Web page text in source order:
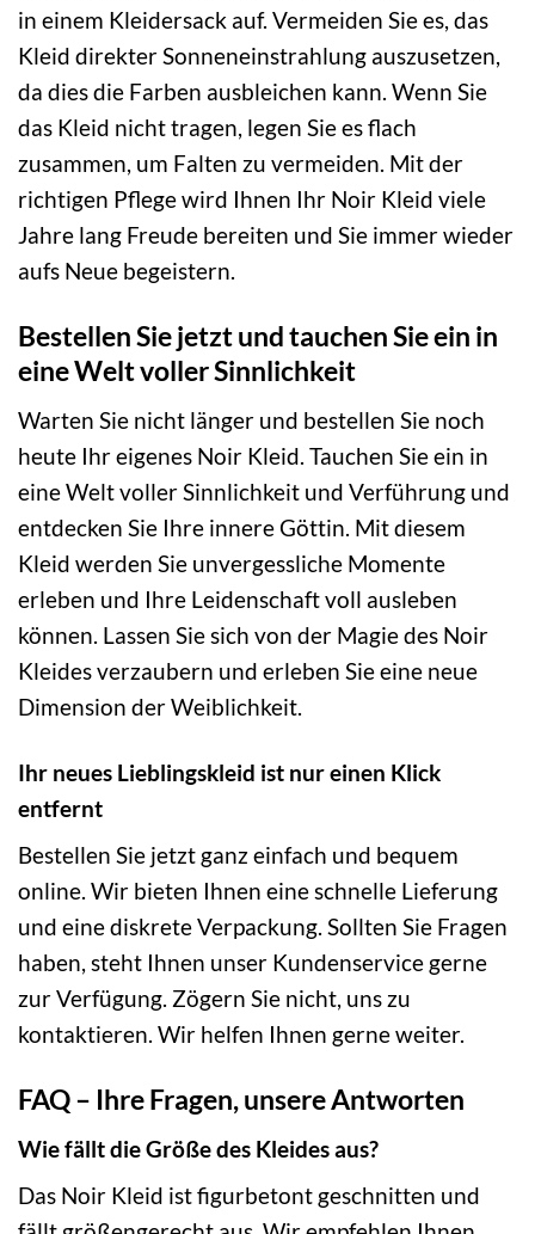
in einem Kleidersack auf. Vermeiden Sie es, das
Kleid direkter Sonneneinstrahlung auszusetzen,
da dies die Farben ausbleichen kann. Wenn Sie
das Kleid nicht tragen, legen Sie es flach
zusammen, um Falten zu vermeiden. Mit der
richtigen Pflege wird Ihnen Ihr Noir Kleid viele
Jahre lang Freude bereiten und Sie immer wieder
aufs Neue begeistern.
Bestellen Sie jetzt und tauchen Sie ein in
eine Welt voller Sinnlichkeit
Warten Sie nicht länger und bestellen Sie noch
heute Ihr eigenes Noir Kleid. Tauchen Sie ein in
eine Welt voller Sinnlichkeit und Verführung und
entdecken Sie Ihre innere Göttin. Mit diesem
Kleid werden Sie unvergessliche Momente
erleben und Ihre Leidenschaft voll ausleben
können. Lassen Sie sich von der Magie des Noir
Kleides verzaubern und erleben Sie eine neue
Dimension der Weiblichkeit.
Ihr neues Lieblingskleid ist nur einen Klick
entfernt
Bestellen Sie jetzt ganz einfach und bequem
online. Wir bieten Ihnen eine schnelle Lieferung
und eine diskrete Verpackung. Sollten Sie Fragen
haben, steht Ihnen unser Kundenservice gerne
zur Verfügung. Zögern Sie nicht, uns zu
kontaktieren. Wir helfen Ihnen gerne weiter.
FAQ – Ihre Fragen, unsere Antworten
Wie fällt die Größe des Kleides aus?
Das Noir Kleid ist figurbetont geschnitten und